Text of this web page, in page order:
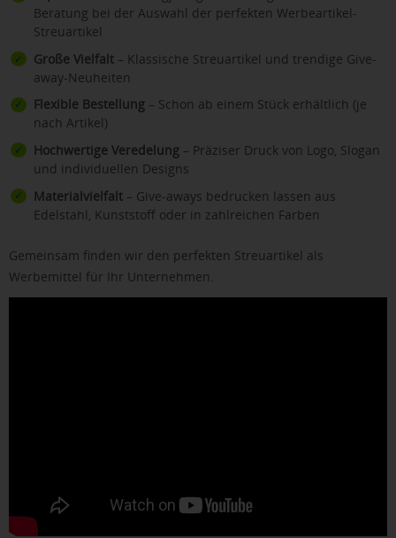
Beratung bei der Auswahl der perfekten Werbeartikel-
Streuartikel
Große Vielfalt – Klassische Streuartikel und trendige Give-
away-Neuheiten
Flexible Bestellung – Schon ab einem Stück erhältlich (je
nach Artikel)
Hochwertige Veredelung – Präziser Druck von Logo, Slogan
und individuellen Designs
Materialvielfalt – Give-aways bedrucken lassen aus
Edelstahl, Kunststoff oder in zahlreichen Farben
Gemeinsam finden wir den perfekten Streuartikel als
Werbemittel für Ihr Unternehmen.